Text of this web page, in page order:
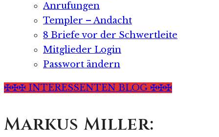
Anrufungen
Templer – Andacht
8 Briefe vor der Schwertleite
Mitglieder Login
Passwort ändern
✠✠✠ INTERESSENTEN BLOG ✠✠✠
Markus Miller: